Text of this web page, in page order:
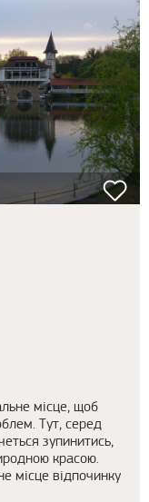
місце, щоб
Тут, серед
зупинитись,
красою.
місце відпочинку